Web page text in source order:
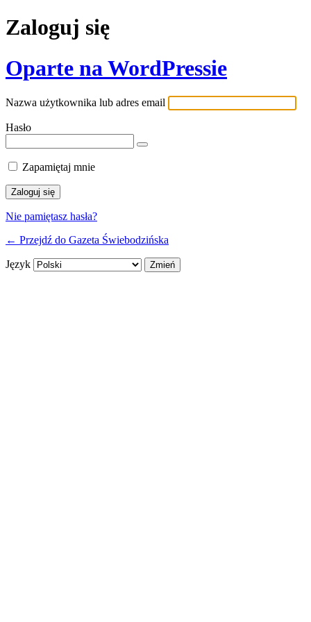
Zaloguj się
Oparte na WordPressie
Nazwa użytkownika lub adres email
Hasło
Zapamiętaj mnie
Nie pamiętasz hasła?
← Przejdź do Gazeta Świebodzińska
Język